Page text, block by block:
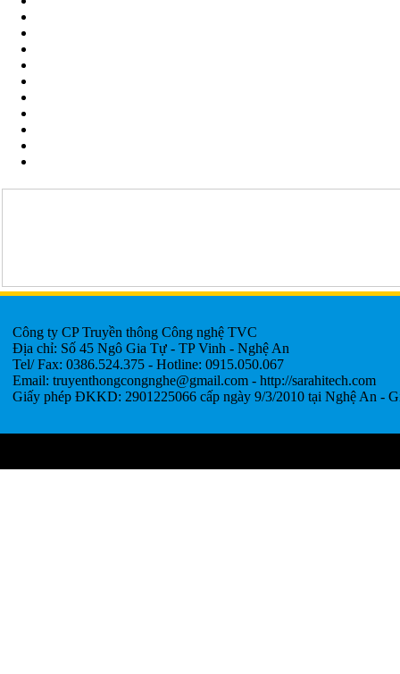
Công ty CP Truyền thông Công nghệ TVC
Địa chỉ: Số 45 Ngô Gia Tự - TP Vinh - Nghệ An
Tel/ Fax: 0386.524.375 - Hotline: 0915.050.067
Email: truyenthongcongnghe@gmail.com - http://sarahitech.com
Giấy phép ĐKKD: 2901225066 cấp ngày 9/3/2010 tại Nghệ An -